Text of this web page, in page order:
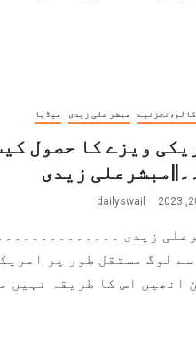
مبشر علی زیدی میڈیا
ویزے کا حصول
زیدی
dailyswail
زیدی
سے لوگ مستقل طور پر
انھیں اس کا طریقہ نہیں